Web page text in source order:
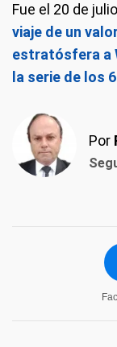
Fue el 20 de
viaje de un
estratósfera a
la serie de los
Por